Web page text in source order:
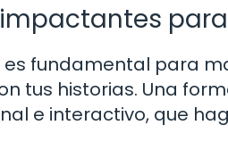
fundamental para
tus historias. Una
e interactivo, que